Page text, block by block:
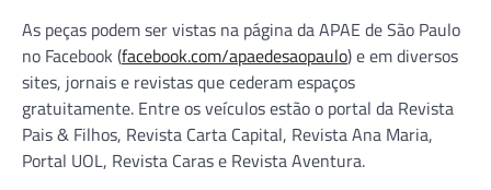
As peças podem ser vistas na página da APAE de São Paulo
no Facebook (facebook.com/apaedesaopaulo) e em diversos
sites, jornais e revistas que cederam espaços
gratuitamente. Entre os veículos estão o portal da Revista
Pais & Filhos, Revista Carta Capital, Revista Ana Maria,
Portal UOL, Revista Caras e Revista Aventura.